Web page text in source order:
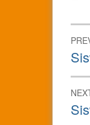
post:
Next
post: